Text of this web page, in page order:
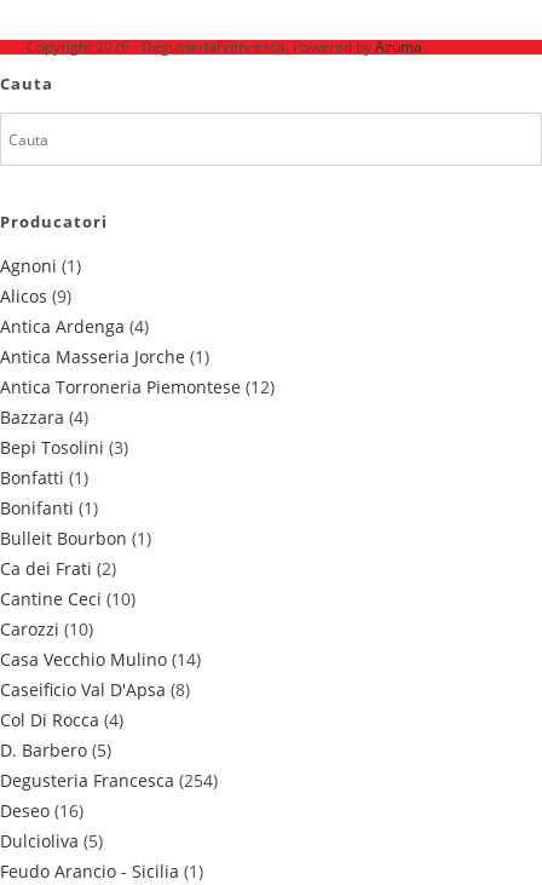
Copyright 2026 - DegusteriaFrancesca. Powered byAzuma.
Cauta
Producatori
Agnoni (1)
Alicos (9)
Antica Ardenga (4)
Antica Masseria Jorche (1)
Antica Torroneria Piemontese (12)
Bazzara (4)
Bepi Tosolini (3)
Bonfatti (1)
Bonifanti (1)
Bulleit Bourbon (1)
Ca dei Frati (2)
Cantine Ceci (10)
Carozzi (10)
Casa Vecchio Mulino (14)
Caseificio Val D'Apsa (8)
Col Di Rocca (4)
D. Barbero (5)
Degusteria Francesca (254)
Deseo (16)
Dulcioliva (5)
Feudo Arancio - Sicilia (1)